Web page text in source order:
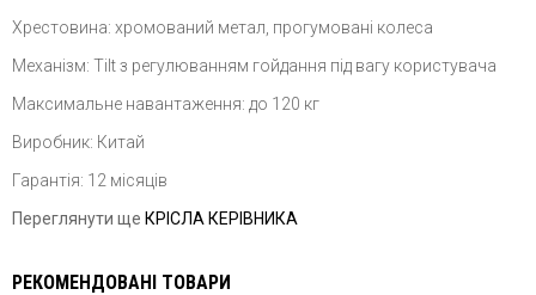
Хрестовина: хромований метал, прогумовані колеса
Механізм: Tilt з регулюванням гойдання під вагу користувача
Максимальне навантаження: до 120 кг
Виробник: Китай
Гарантія: 12 місяців
Переглянути ще КРІСЛА КЕРІВНИКА
РЕКОМЕНДОВАНІ ТОВАРИ